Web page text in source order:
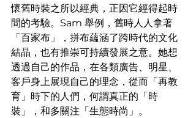
懷舊時裝之所以經典，正因它經得起時
間的考驗。Sam 舉例，舊時人人拿著
「百家布」，拼布蘊涵了跨時代的文化
結晶，也有推崇可持續發展之意。她想
透過自己的作品，在各類廣告、明星、
客戶身上展現自己的理念，從而「再教
育」時下的人們，何謂真正的「時
裝」，和多關注「生態時尚」。